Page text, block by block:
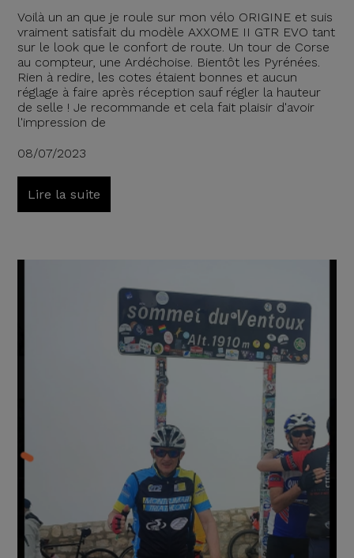
Voilà un an que je roule sur mon vélo ORIGINE et suis
vraiment satisfait du modèle AXXOME II GTR EVO tant
sur le look que le confort de route. Un tour de Corse
au compteur, une Ardéchoise. Bientôt les Pyrénées.
Rien à redire, les cotes étaient bonnes et aucun
réglage à faire après réception sauf régler la hauteur
de selle ! Je recommande et cela fait plaisir d'avoir
l'impression de
08/07/2023
Lire la suite